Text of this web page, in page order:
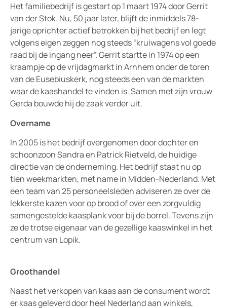
Het familiebedrijf is gestart op 1 maart 1974 door Gerrit
van der Stok. Nu, 50 jaar later, blijft de inmiddels 78-
jarige oprichter actief betrokken bij het bedrijf en legt
volgens eigen zeggen nog steeds “kruiwagens vol goede
raad bij de ingang neer”. Gerrit startte in 1974 op een
kraampje op de vrijdagmarkt in Arnhem onder de toren
van de Eusebiuskerk, nog steeds een van de markten
waar de kaashandel te vinden is. Samen met zijn vrouw
Gerda bouwde hij de zaak verder uit.
Overname
In 2005 is het bedrijf overgenomen door dochter en
schoonzoon Sandra en Patrick Rietveld, de huidige
directie van de onderneming. Het bedrijf staat nu op
tien weekmarkten, met name in Midden-Nederland. Met
een team van 25 personeelsleden adviseren ze over de
lekkerste kazen voor op brood of over een zorgvuldig
samengestelde kaasplank voor bij de borrel. Tevens zijn
ze de trotse eigenaar van de gezellige kaaswinkel in het
centrum van Lopik.
Groothandel
Naast het verkopen van kaas aan de consument wordt
er kaas geleverd door heel Nederland aan winkels,